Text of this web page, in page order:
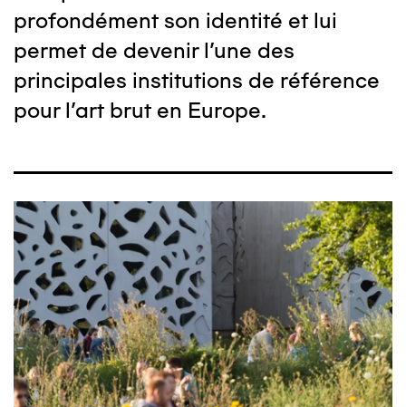
profondément son identité et lui
permet de devenir l’une des
principales institutions de référence
pour l’art brut en Europe.